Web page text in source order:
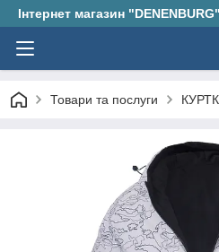
Інтернет магазин "DENENBURG"
Товари та послуги